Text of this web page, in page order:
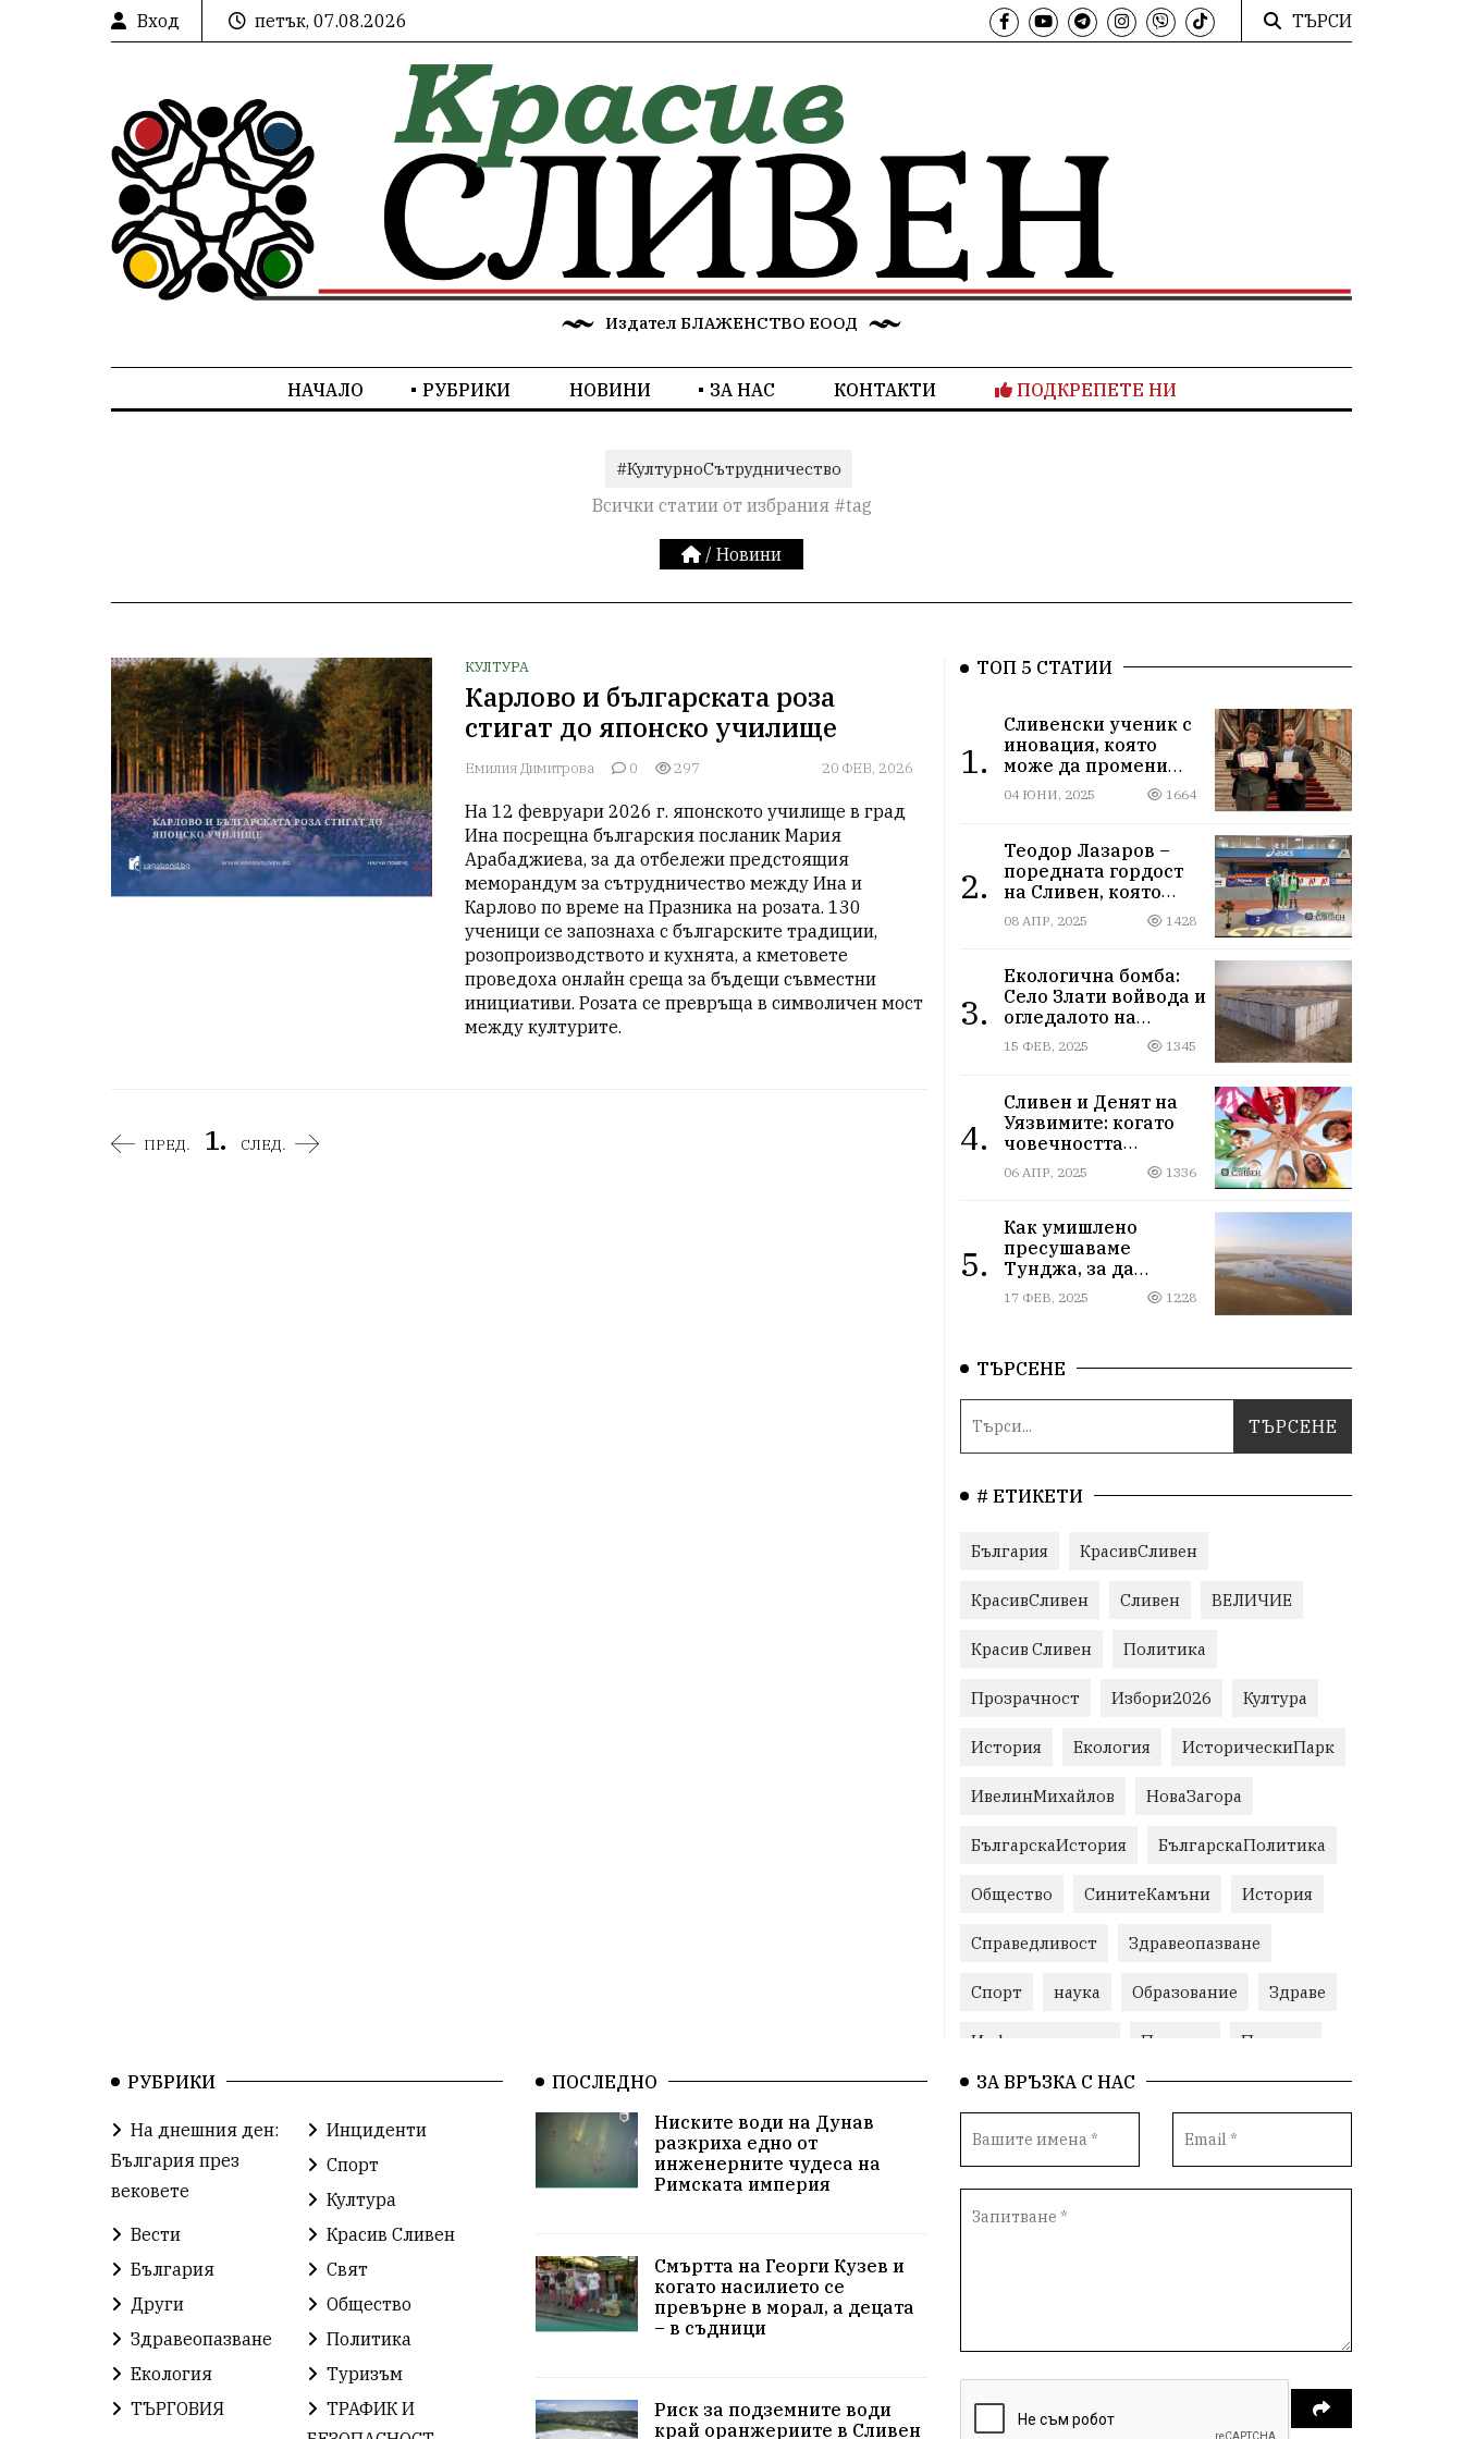
Вход петък, 07.08.2026 ТЪРСИ
Издател БЛАЖЕНСТВО ЕООД
НАЧАЛО РУБРИКИ НОВИНИ ЗА НАС КОНТАКТИ ПОДКРЕПЕТЕ НИ
#КултурноСътрудничество
Всички статии от избрания #tag
/ Новини
КУЛТУРА
Карлово и българската роза
стигат до японско училище
Емилия Димитрова 0 297 20 ФЕВ, 2026
На 12 февруари 2026 г. японското училище в град
Ина посрещна българския посланик Мария
Арабаджиева, за да отбележи предстоящия
меморандум за сътрудничество между Ина и
Карлово по време на Празника на розата. 130
ученици се запознаха с българските традиции,
розопроизводството и кухнята, а кметовете
проведоха онлайн среща за бъдещи съвместни
инициативи. Розата се превръща в символичен мост
между културите.
ПРЕД. 1. СЛЕД.
ТОП 5 СТАТИИ
1.
Сливенски ученик с
иновация, която
може да промени
света!
04 ЮНИ, 2025 1664
2.
Теодор Лазаров –
поредната гордост
на Сливен, която
лети към бъдещето
08 АПР, 2025 1428
3.
Екологична бомба:
Село Злати войвода и
огледалото на
управлението
15 ФЕВ, 2025 1345
4.
Сливен и Денят на
Уязвимите: когато
човечността
надмогва
предразсъдъците
06 АПР, 2025 1336
5.
Как умишлено
пресушаваме
Тунджа, за да
пълним Марица и…
джобовете на частни
17 ФЕВ, 2025 1228
ТЪРСЕНЕ
# ЕТИКЕТИ
България КрасивСливен
КрасивСливен Сливен ВЕЛИЧИЕ
Красив Сливен Политика
Прозрачност Избори2026 Култура
История Екология ИсторическиПарк
ИвелинМихайлов НоваЗагора
БългарскаИстория БългарскаПолитика
Общество СинитеКамъни История
Справедливост Здравеопазване
Спорт наука Образование Здраве
Инфраструктура Пеевски Протест
Свобода ИвелинМихайлов
ОбщинаСливен Карандила
ГражданскоОбщество РадостинВасилев
ОбщественИнтерес земеделие
ИсторияНаБългария Иновации САЩ
РУБРИКИ
На днешния ден:
България през
вековете
Инциденти
Спорт
Култура
Вести
Красив Сливен
България
Свят
Други
Общество
Здравеопазване
Политика
Екология
Туризъм
ТЪРГОВИЯ
ТРАФИК И
ПОСЛЕДНО
Ниските води на Дунав
разкриха едно от
инженерните чудеса на
Римската империя
Смъртта на Георги Кузев и
когато насилието се
превърне в морал, а децата
– в съдници
Риск за подземните води
край оранжериите в Сливен
ЗА ВРЪЗКА С НАС